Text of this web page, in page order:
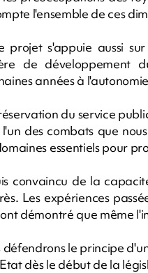
l'ensemble de ces
projet s'appuie aussi
de développement
années à
du service
l'un des combats que
essentiels pour
convaincu de la
Les expériences
démontré que même
défendrons le principe
dès le début de la